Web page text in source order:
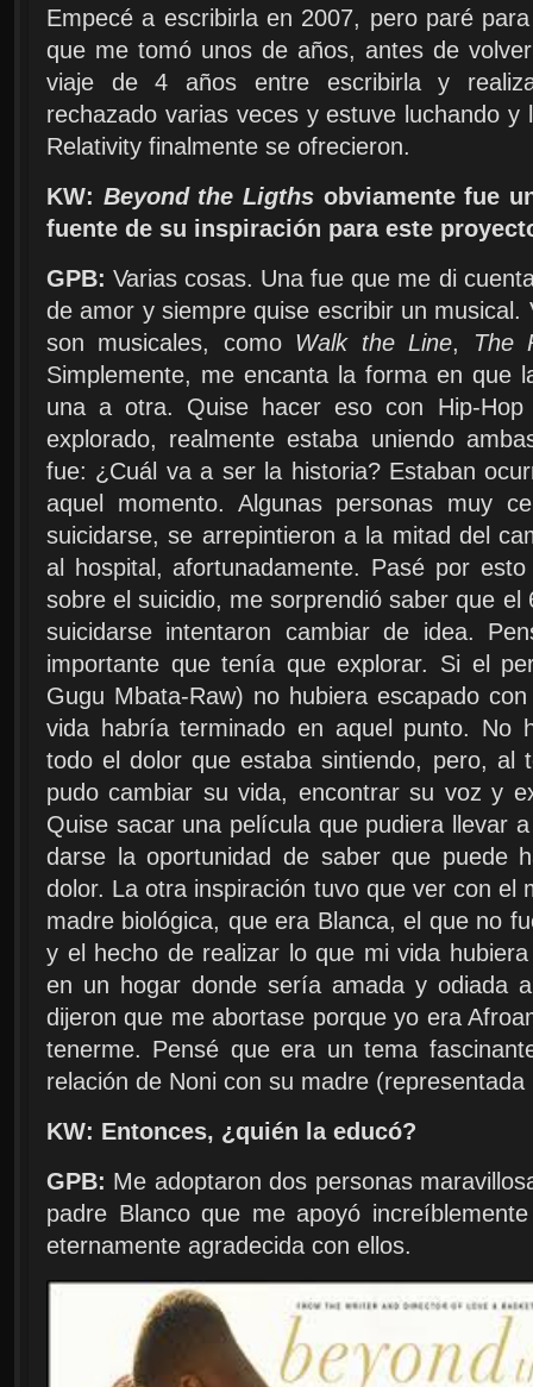
Empecé a escribirla en 2007, pero paré
que me tomó unos de años, antes de
viaje de 4 años entre escribirla y
rechazado varias veces y estuve luchando
Relativity finalmente se ofrecieron.
KW: Beyond the Ligths obviamente fue
fuente de su inspiración para este
GPB: Varias cosas. Una fue que me di
de amor y siempre quise escribir un
son musicales, como Walk the Line,
The
Simplemente, me encanta la forma en que
una a otra. Quise hacer eso con Hip-
explorado, realmente estaba uniendo
fue: ¿Cuál va a ser la historia? Estaban
aquel momento. Algunas personas muy
suicidarse, se arrepintieron a la mitad del
al hospital, afortunadamente. Pasé por
sobre el suicidio, me sorprendió saber que
suicidarse intentaron cambiar de idea.
importante que tenía que explorar. Si el
Gugu Mbata-Raw) no hubiera escapado
vida habría terminado en aquel punto. No
todo el dolor que estaba sintiendo, pero, al
pudo cambiar su vida, encontrar su voz y
Quise sacar una película que pudiera llevar
darse la oportunidad de saber que puede
dolor. La otra inspiración tuvo que ver con el
madre biológica, que era Blanca, el que no
y el hecho de realizar lo que mi vida
en un hogar donde sería amada y odiada
dijeron que me abortase porque yo era
tenerme. Pensé que era un tema
relación de Noni con su madre
KW: Entonces, ¿quién la educó?
GPB: Me adoptaron dos personas
padre Blanco que me apoyó
eternamente agradecida con ellos.